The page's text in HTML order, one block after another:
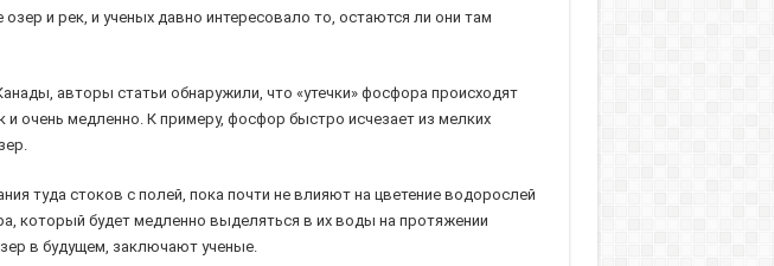
и рек, и ученых давно интересовало то, остаются ли они там
авторы статьи обнаружили, что «утечки» фосфора происходят
очень медленно. К примеру, фосфор быстро исчезает из мелких
туда стоков с полей, пока почти не влияют на цветение водорослей
который будет медленно выделяться в их воды на протяжении
в будущем, заключают ученые.